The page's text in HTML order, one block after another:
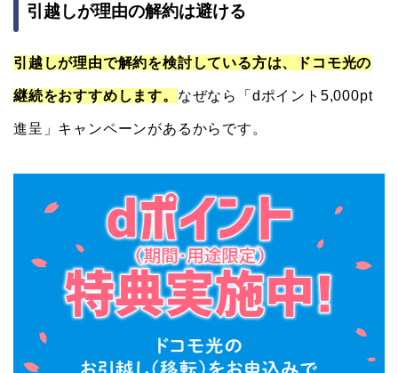
引越しが理由の解約は避ける
引越しが理由で解約を検討している方は、ドコモ光の
継続をおすすめします。 なぜなら「dポイント5,000pt
進呈」キャンペーンがあるからです。